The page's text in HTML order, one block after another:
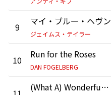
9 マイ・ブルー・ヘヴン
ジェイムス・テイラー
10 Run for the Roses
DAN FOGELBERG
(What A) Wonderful World